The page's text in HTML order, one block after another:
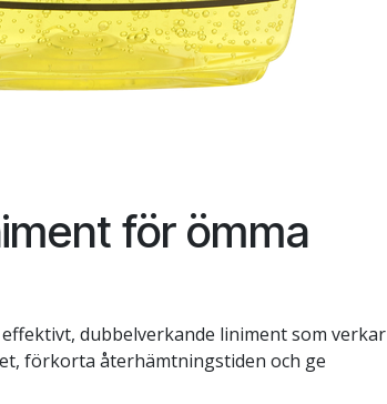
för ömma
dubbelverkande liniment som verkar
förkorta återhämtningstiden och ge